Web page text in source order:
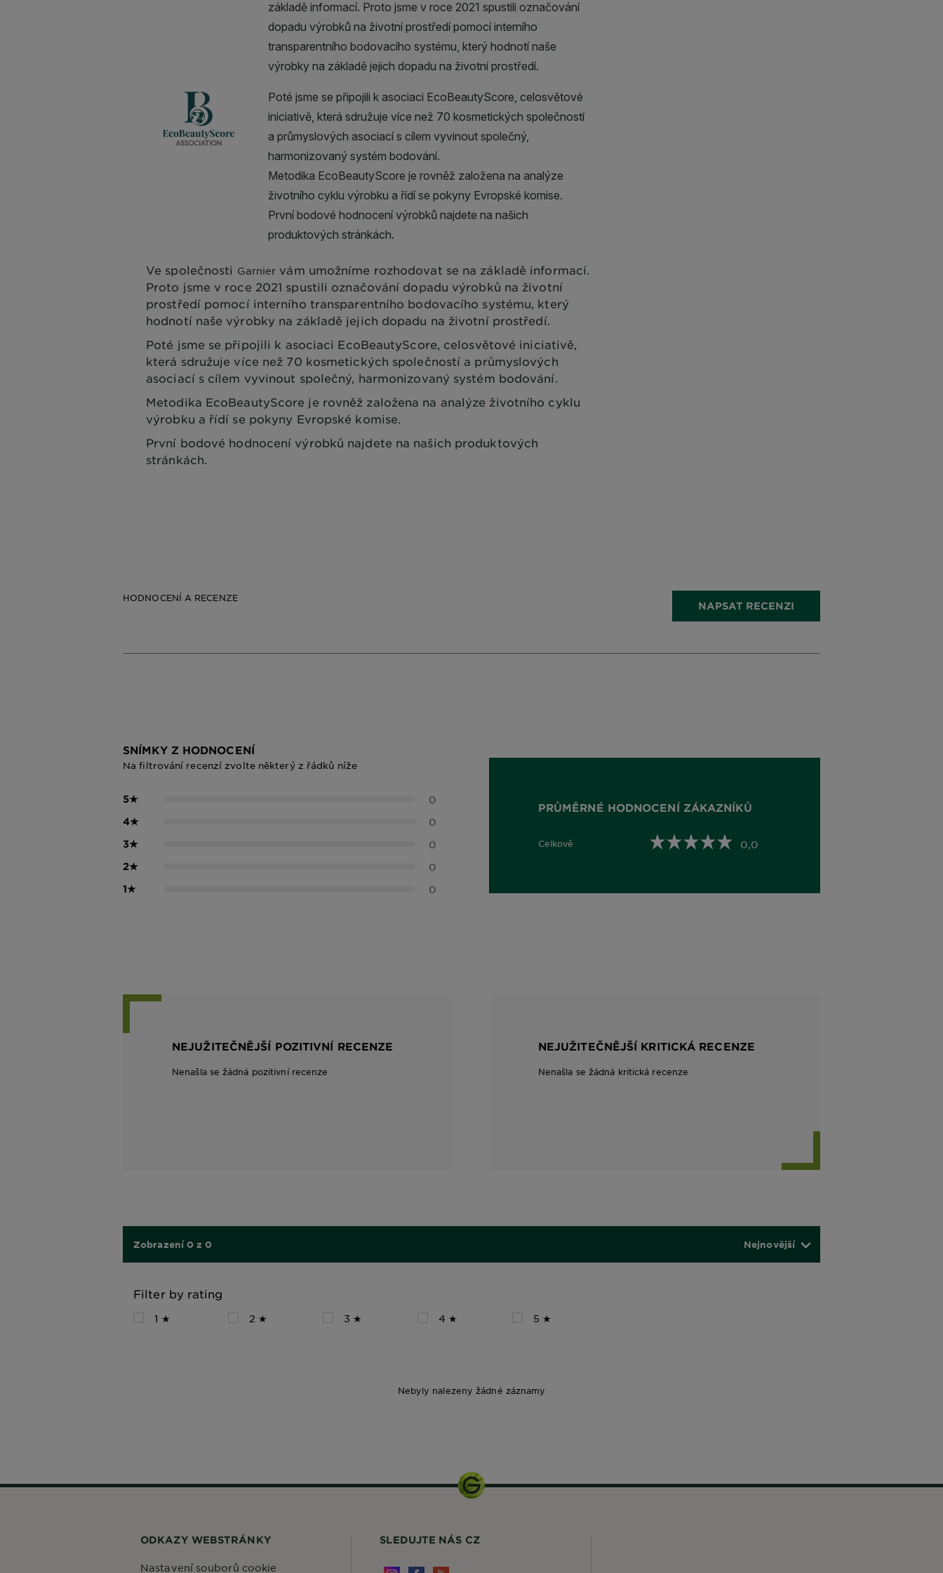
Ve společnosti Garnier vám umožníme rozhodovat se na základě informací.
Proto jsme v roce 2021 spustili označování dopadu výrobků na životní
prostředí pomocí interního transparentního bodovacího systému, který
hodnotí naše výrobky na základě jejich dopadu na životní prostředí.
Poté jsme se připojili k asociaci EcoBeautyScore, celosvětové iniciativě,
která sdružuje více než 70 kosmetických společností a průmyslových
asociací s cílem vyvinout společný, harmonizovaný systém bodování.
Metodika EcoBeautyScore je rovněž založena na analýze životního cyklu
výrobku a řídí se pokyny Evropské komise.
První bodové hodnocení výrobků najdete na našich produktových
stránkách.
HODNOCENÍ A RECENZE
NAPSAT RECENZI
SNÍMKY Z HODNOCENÍ
Na filtrování recenzí zvolte některý z řádků níže
5★ 0
4★ 0
3★ 0
2★ 0
1★ 0
PRŮMĚRNÉ HODNOCENÍ ZÁKAZNÍKŮ
Celkově
0,0 out of 5 stars 0,0
NEJUŽITEČNĚJŠÍ POZITIVNÍ RECENZE
Nenašla se žádná pozitivní recenze
NEJUŽITEČNĚJŠÍ KRITICKÁ RECENZE
Nenašla se žádná kritická recenze
Zobrazení 0 z 0 Nejnovější
Filter by rating
1 ★ 2 ★ 3 ★ 4 ★ 5 ★
Nebyly nalezeny žádné záznamy
ODKAZY WEBSTRÁNKY
Nastavení souborů cookie
SLEDUJTE NÁS CZ